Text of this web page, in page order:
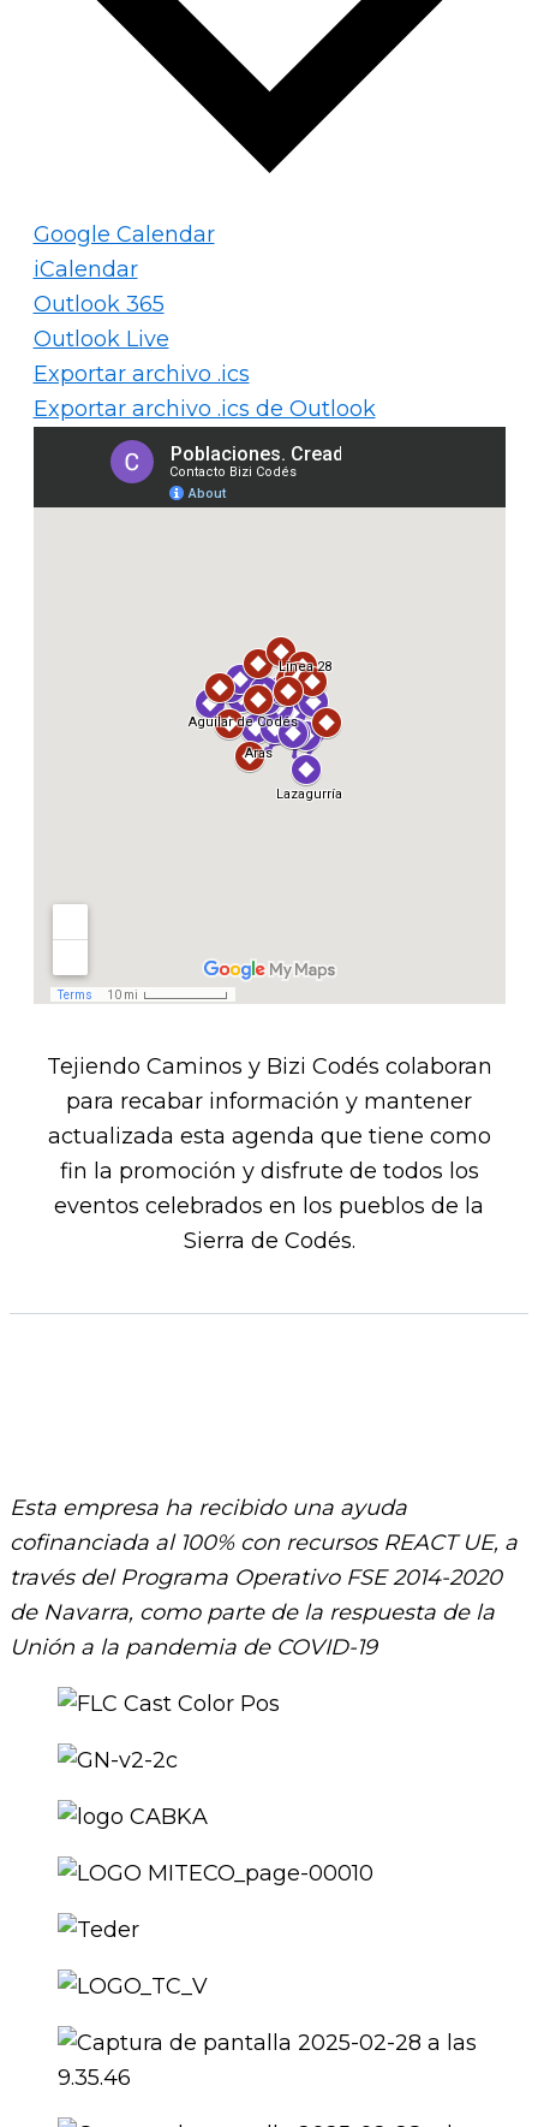
Google Calendar
iCalendar
Outlook 365
Outlook Live
Exportar archivo .ics
Exportar archivo .ics de Outlook
Tejiendo Caminos y Bizi Codés colaboran
para recabar información y mantener
actualizada esta agenda que tiene como
fin la promoción y disfrute de todos los
eventos celebrados en los pueblos de la
Sierra de Codés.​
Esta empresa ha recibido una ayuda
cofinanciada al 100% con recursos REACT UE, a
través del Programa Operativo FSE 2014-2020
de Navarra, como parte de la respuesta de la
Unión a la pandemia de COVID-19